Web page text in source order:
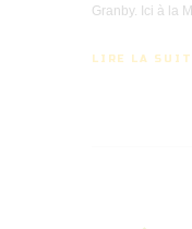
Granby. Ici à la
LIRE LA